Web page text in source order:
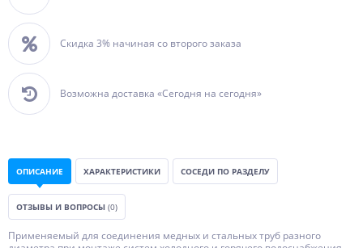
Скидка 3% начиная со второго заказа
Возможна доставка «Сегодня на сегодня»
ОПИСАНИЕ ХАРАКТЕРИСТИКИ СОСЕДИ ПО РАЗДЕЛУ
ОТЗЫВЫ И ВОПРОСЫ (0)
Применяемый для соединения медных и стальных труб разного